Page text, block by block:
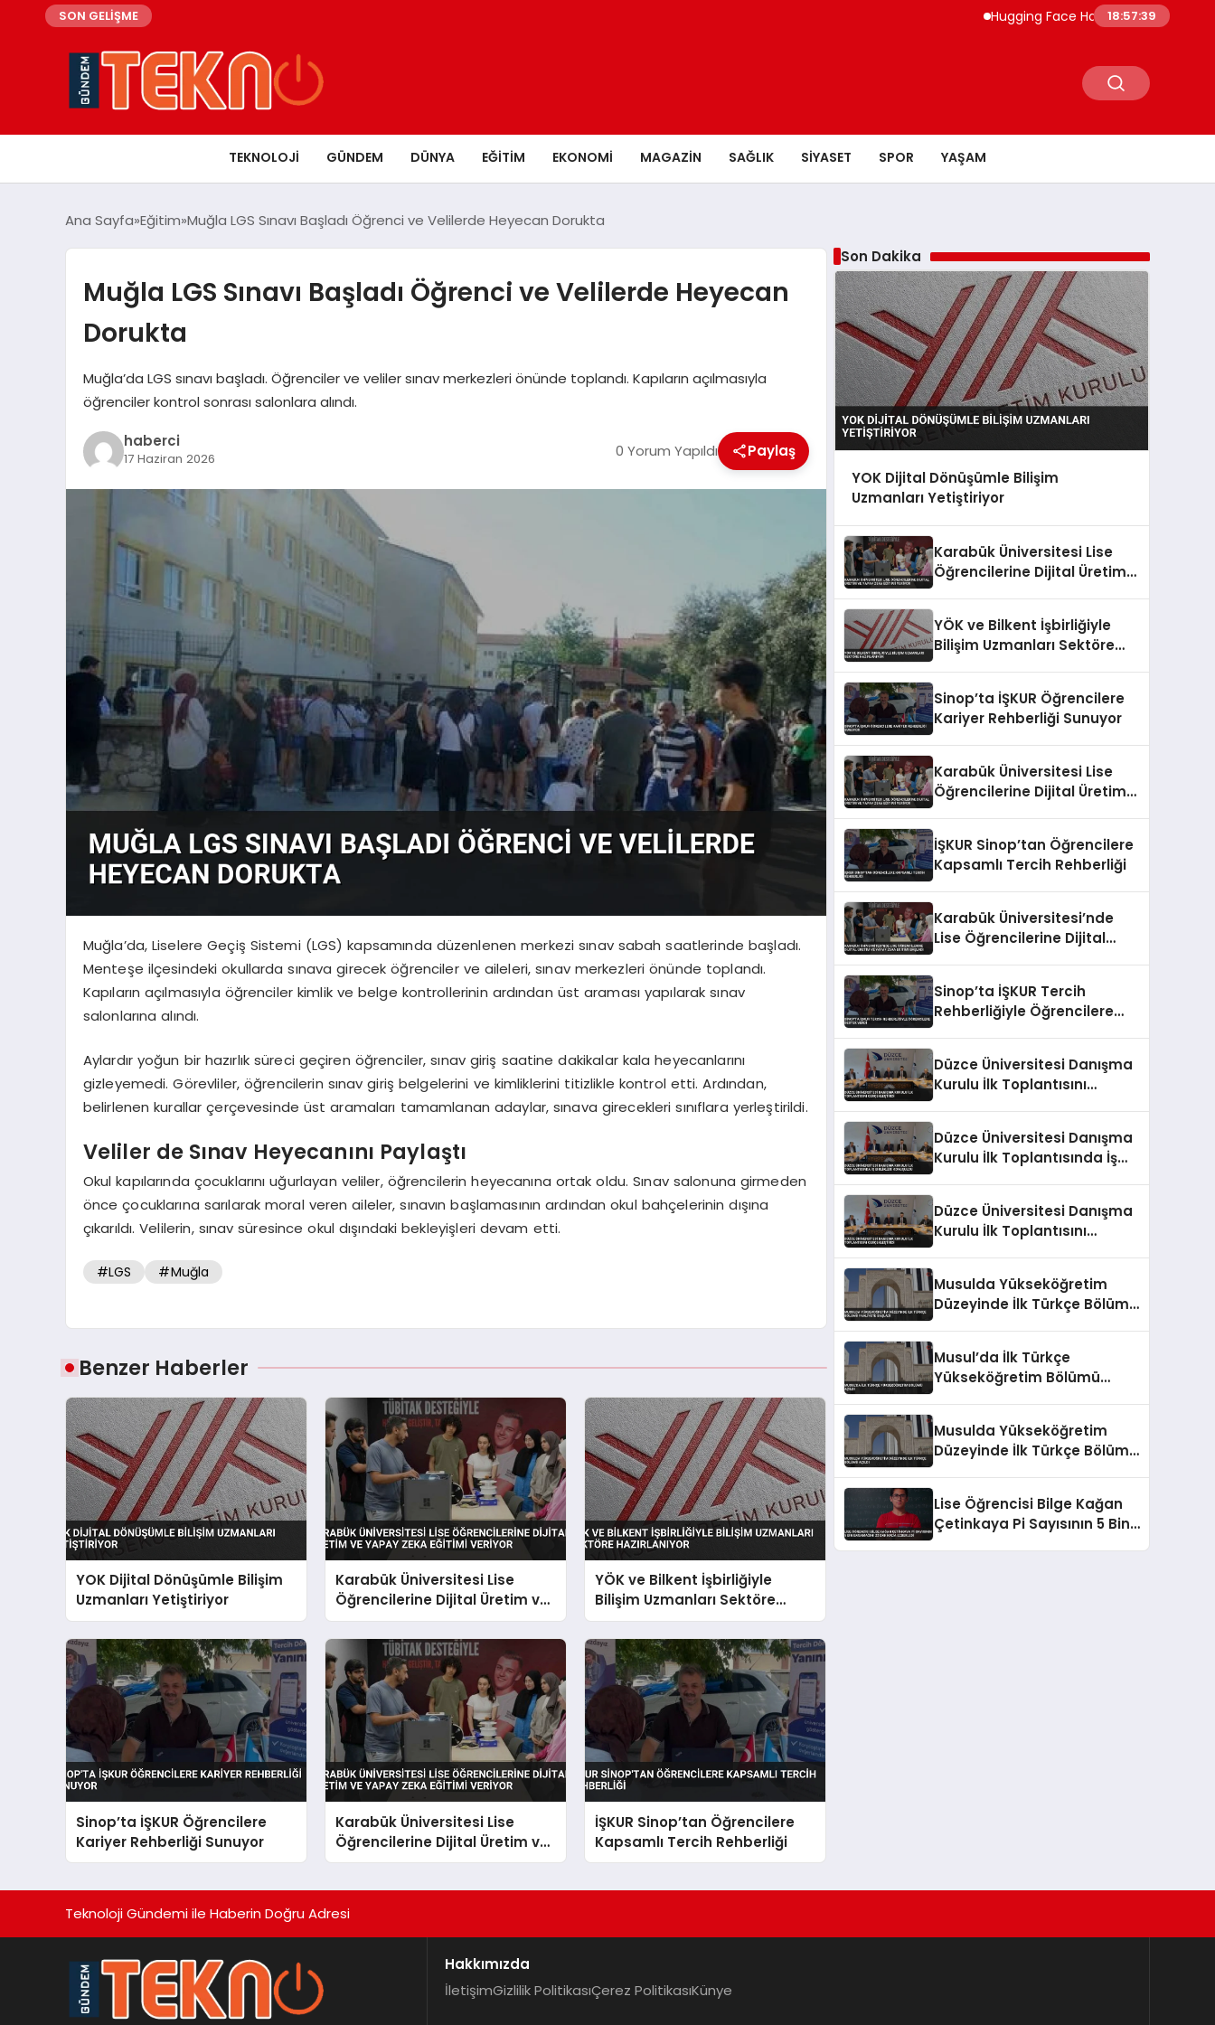
SON GELİŞME Hugging Face Hackleyen OpenAI Ajanı
18:57:40
TEKNOLOJI GÜNDEM DÜNYA EĞITIM EKONOMI MAGAZIN SAĞLIK SIYASET SPOR YAŞAM
Ana Sayfa Eğitim Muğla LGS Sınavı Başladı Öğrenci ve Velilerde Heyecan Dorukta
Muğla LGS Sınavı Başladı Öğrenci ve Velilerde Heyecan
Dorukta
Muğla’da LGS sınavı başladı. Öğrenciler ve veliler sınav merkezleri önünde toplandı. Kapıların açılmasıyla
öğrenciler kontrol sonrası salonlara alındı.
haberci
17 Haziran 2026 0 Yorum Yapıldı Paylaş
Muğla’da, Liselere Geçiş Sistemi (LGS) kapsamında düzenlenen merkezi sınav sabah saatlerinde başladı.
Menteşe ilçesindeki okullarda sınava girecek öğrenciler ve aileleri, sınav merkezleri önünde toplandı.
Kapıların açılmasıyla öğrenciler kimlik ve belge kontrollerinin ardından üst araması yapılarak sınav
salonlarına alındı.
Aylardır yoğun bir hazırlık süreci geçiren öğrenciler, sınav giriş saatine dakikalar kala heyecanlarını
gizleyemedi. Görevliler, öğrencilerin sınav giriş belgelerini ve kimliklerini titizlikle kontrol etti. Ardından,
belirlenen kurallar çerçevesinde üst aramaları tamamlanan adaylar, sınava girecekleri sınıflara yerleştirildi.
Veliler de Sınav Heyecanını Paylaştı
Okul kapılarında çocuklarını uğurlayan veliler, öğrencilerin heyecanına ortak oldu. Sınav salonuna girmeden
önce çocuklarına sarılarak moral veren aileler, sınavın başlamasının ardından okul bahçelerinin dışına
çıkarıldı. Velilerin, sınav süresince okul dışındaki bekleyişleri devam etti.
#LGS #Muğla
Benzer Haberler
YOK Dijital Dönüşümle Bilişim
Uzmanları Yetiştiriyor
Karabük Üniversitesi Lise
Öğrencilerine Dijital Üretim ve
Yapay Zeka Eğitimi Veriyor
YÖK ve Bilkent İşbirliğiyle
Bilişim Uzmanları Sektöre
Hazırlanıyor
Sinop’ta İŞKUR Öğrencilere
Kariyer Rehberliği Sunuyor
Karabük Üniversitesi Lise
Öğrencilerine Dijital Üretim ve
Yapay Zeka Eğitimi Veriyor
İŞKUR Sinop’tan Öğrencilere
Kapsamlı Tercih Rehberliği
Son Dakika
YOK Dijital Dönüşümle Bilişim
Uzmanları Yetiştiriyor
Karabük Üniversitesi Lise
Öğrencilerine Dijital Üretim
YÖK ve Bilkent İşbirliğiyle
Bilişim Uzmanları Sektöre
Sinop’ta İŞKUR Öğrencilere
Kariyer Rehberliği Sunuyor
Karabük Üniversitesi Lise
Öğrencilerine Dijital Üretim
İŞKUR Sinop’tan Öğrencilere
Kapsamlı Tercih Rehberliği
Karabük Üniversitesi’nde
Lise Öğrencilerine Dijital
Sinop’ta İŞKUR Tercih
Rehberliğiyle Öğrencilere
Düzce Üniversitesi Danışma
Kurulu İlk Toplantısını
Düzce Üniversitesi Danışma
Kurulu İlk Toplantısında İş
Düzce Üniversitesi Danışma
Kurulu İlk Toplantısını
Musulda Yükseköğretim
Düzeyinde İlk Türkçe Bölümü
Musul’da İlk Türkçe
Yükseköğretim Bölümü
Musulda Yükseköğretim
Düzeyinde İlk Türkçe Bölümü
Lise Öğrencisi Bilge Kağan
Çetinkaya Pi Sayısının 5 Bin
Teknoloji Gündemi ile Haberin Doğru Adresi
Hakkımızda
İletişimGizlilik PolitikasıÇerez PolitikasıKünye